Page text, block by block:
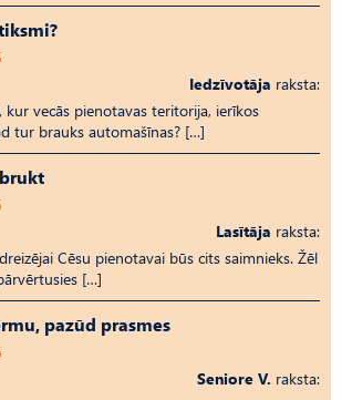
Iedzīvotāja raksta:
kur vecās pienotavas teritorija, ierīkos
tur brauks automašīnas? […]
Lasītāja raksta:
Cēsu pienotavai būs cits saimnieks. Žēl
[…]
pazūd prasmes
Seniore V. raksta: